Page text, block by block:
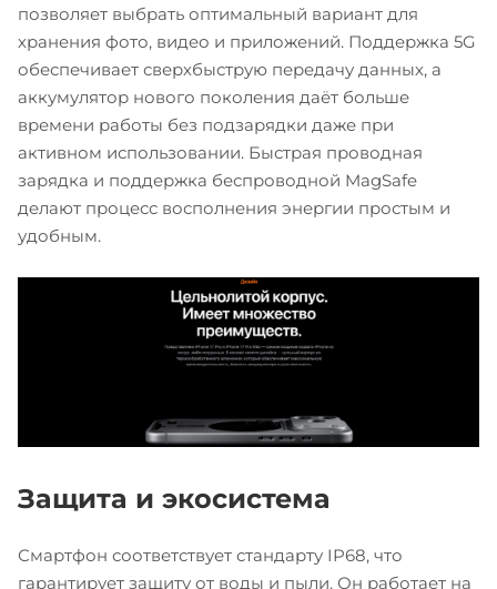
позволяет выбрать оптимальный вариант для
хранения фото, видео и приложений. Поддержка 5G
обеспечивает сверхбыструю передачу данных, а
аккумулятор нового поколения даёт больше
времени работы без подзарядки даже при
активном использовании. Быстрая проводная
зарядка и поддержка беспроводной MagSafe
делают процесс восполнения энергии простым и
удобным.
Защита и экосистема
Смартфон соответствует стандарту IP68, что
гарантирует защиту от воды и пыли. Он работает на